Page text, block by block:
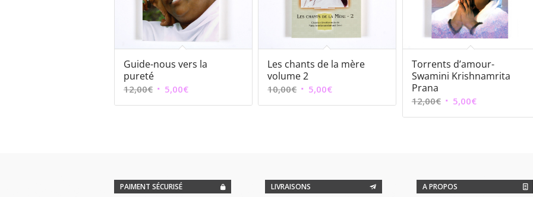
Guide-nous vers la
pureté
12,00€ Le
prix
5,00€Le
prix
Les chants de la mère
volume 2
10,00€ Le
prix
5,00€Le
prix
Torrents d’amour-
Swamini Krishnamrita
Prana
12,00€ Le
prix
5,00€Le
prix
PAIMENT SÉCURISÉ LIVRAISONS A PROPOS